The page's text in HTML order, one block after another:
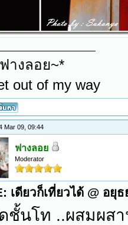
างลอย~*
out of my way
Mar 09, 09:44
ฟางลอย
Moderator
เดียวก็เที่ยวได้ @ อยุ
ชั้นโท ..ผสมผส